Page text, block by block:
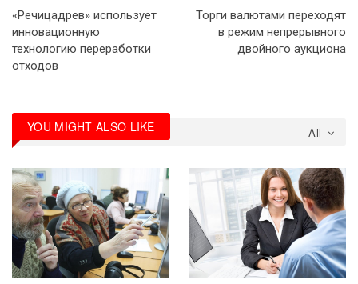
«Речицадрев» использует
инновационную
технологию переработки
отходов
Торги валютами переходят
в режим непрерывного
двойного аукциона
All
YOU MIGHT ALSO LIKE